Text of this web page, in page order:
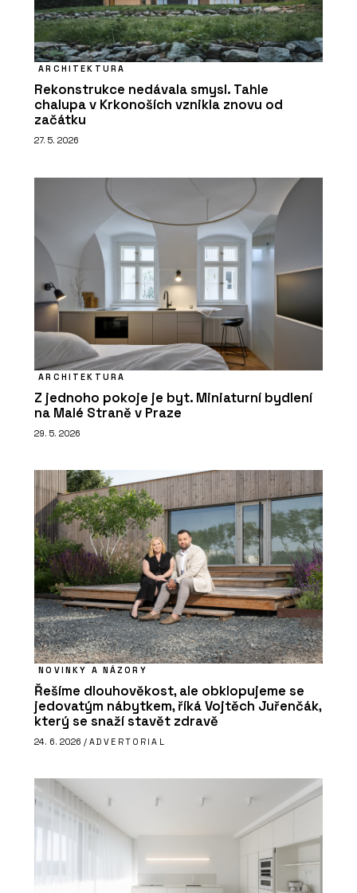
ARCHITEKTURA
Rekonstrukce nedávala smysl. Tahle
chalupa v Krkonoších vznikla znovu od
začátku
27. 5. 2026
ARCHITEKTURA
Z jednoho pokoje je byt. Miniaturní bydlení
na Malé Straně v Praze
29. 5. 2026
NOVINKY A NÁZORY
Řešíme dlouhověkost, ale obklopujeme se
jedovatým nábytkem, říká Vojtěch Juřenčák,
který se snaží stavět zdravě
24. 6. 2026 / ADVERTORIAL